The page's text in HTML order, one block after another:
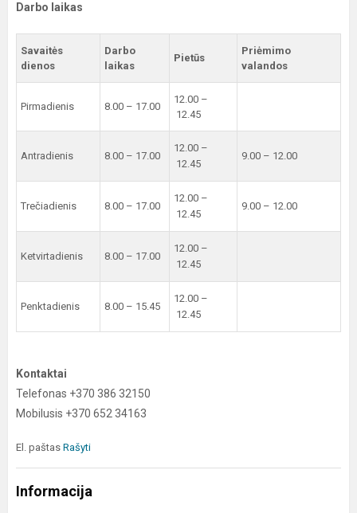
Darbo laikas
Savaitės
dienos
Darbo
laikas
Pietūs
Priėmimo
valandos
Pirmadienis 8.00 – 17.00
12.00 –
12.45
Antradienis 8.00 – 17.00
12.00 –
12.45
9.00 – 12.00
Trečiadienis 8.00 – 17.00
12.00 –
12.45
9.00 – 12.00
Ketvirtadienis 8.00 – 17.00
12.00 –
12.45
Penktadienis 8.00 – 15.45
12.00 –
12.45
Kontaktai
Telefonas +370 386 32150
Mobilusis +370 652 34163
El. paštas Rašyti
Informacija